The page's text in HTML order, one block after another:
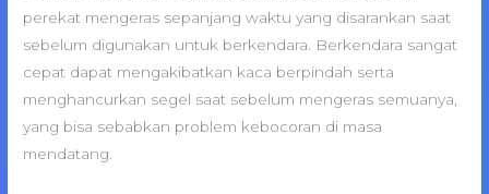
perekat mengeras sepanjang waktu yang disarankan saat
sebelum digunakan untuk berkendara. Berkendara sangat
cepat dapat mengakibatkan kaca berpindah serta
menghancurkan segel saat sebelum mengeras semuanya,
yang bisa sebabkan problem kebocoran di masa
mendatang.